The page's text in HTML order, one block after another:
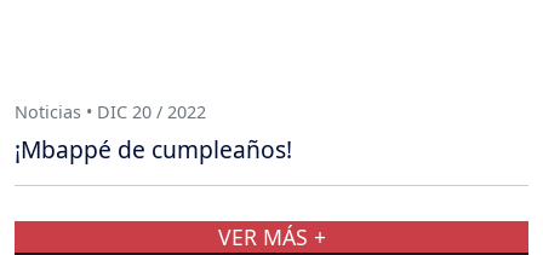
Noticias • DIC 20 / 2022
¡Mbappé de cumpleaños!
VER MÁS +